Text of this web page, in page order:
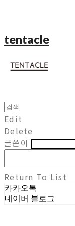
tentacle
Edit
Delete
글쓴이
Return To List
카카오톡
네이버 블로그